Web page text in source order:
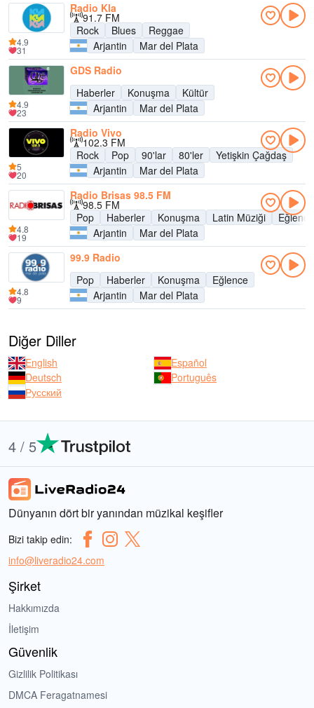
Radio Kla
91.7 FM
Rock
Blues
Reggae
Arjantin
Mar del Plata
4.9
31
GDS Radio
Haberler
Konuşma
Kültür
Arjantin
Mar del Plata
4.9
23
Radio Vivo
102.3 FM
Rock
Pop 90'lar 80'ler
Yetişkin Çağdaş
Arjantin
Mar del Plata
5
20
Radio Brisas 98.5 FM
98.5 FM
Pop
Haberler Konuşma Latin Müziği
Eğlence
Arjantin
Mar del Plata
4.8
19
99.9 Radio
Pop
Haberler Konuşma
Eğlence
Arjantin
Mar del Plata
4.8
9
Diğer Diller
English
Español
Deutsch
Português
Русский
4 / 5
Dünyanın dört bir yanından müzikal keşifler
Bizi takip edin:
info@liveradio24.com
Şirket
Hakkımızda
İletişim
Güvenlik
Gizlilik Politikası
DMCA Feragatnamesi